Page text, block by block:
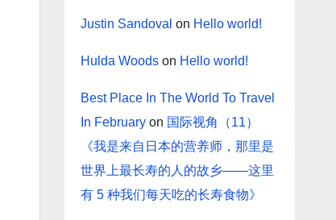
Justin Sandoval on Hello world!
Hulda Woodson Hello world!
Best Place In The World To Travel
In Februaryon 国际视角（11）
《我是来自日本的营养师，那里是
世界上最长寿的人的故乡——这里
有 5 种我们每天吃的长寿食物》